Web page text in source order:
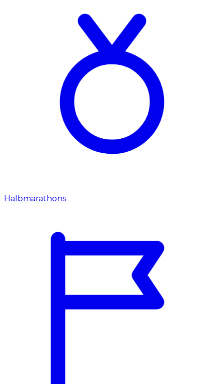
Halbmarathons